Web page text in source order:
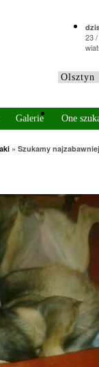
23 /
Galerie One
» Szukamy